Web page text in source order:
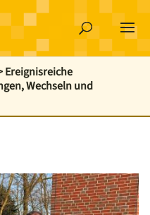
Ereignisreiche
Wechseln und